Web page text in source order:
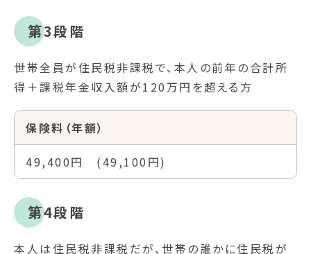
第3段階
世帯全員が住民税非課税で、本人の前年の合計所
得＋課税年金収入額が120万円を超える方
保険料（年額）
49,400円 (49,100円)
第4段階
本人は住民税非課税だが、世帯の誰かに住民税が